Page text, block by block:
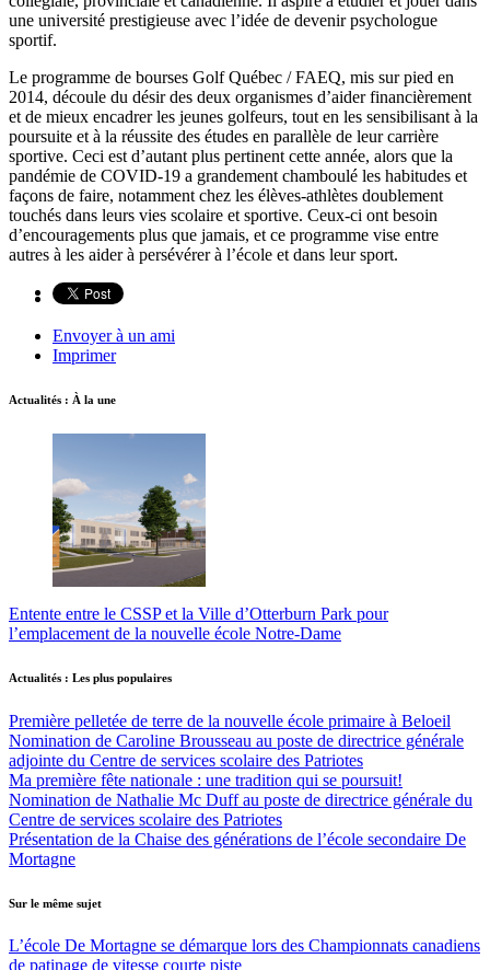
une université prestigieuse avec l’idée de devenir psychologue
sportif.
Le programme de bourses Golf Québec / FAEQ, mis sur pied en
2014, découle du désir des deux organismes d’aider financièrement
et de mieux encadrer les jeunes golfeurs, tout en les sensibilisant à la
poursuite et à la réussite des études en parallèle de leur carrière
sportive. Ceci est d’autant plus pertinent cette année, alors que la
pandémie de COVID-19 a grandement chamboulé les habitudes et
façons de faire, notamment chez les élèves-athlètes doublement
touchés dans leurs vies scolaire et sportive. Ceux-ci ont besoin
d’encouragements plus que jamais, et ce programme vise entre
autres à les aider à persévérer à l’école et dans leur sport.
Envoyer à un ami
Imprimer
Actualités : À la une
Entente entre le CSSP et la Ville d’Otterburn Park pour
l’emplacement de la nouvelle école Notre-Dame
Actualités : Les plus populaires
Première pelletée de terre de la nouvelle école primaire à Beloeil
Nomination de Caroline Brousseau au poste de directrice générale
adjointe du Centre de services scolaire des Patriotes
Ma première fête nationale : une tradition qui se poursuit!
Nomination de Nathalie Mc Duff au poste de directrice générale du
Centre de services scolaire des Patriotes
Présentation de la Chaise des générations de l’école secondaire De
Mortagne
Sur le même sujet
L’école De Mortagne se démarque lors des Championnats canadiens
de patinage de vitesse courte piste